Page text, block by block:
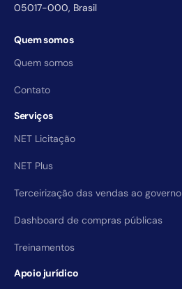
05017-000, Brasil
Quem somos
Quem somos
Contato
Serviços
NET Licitação
NET Plus
Terceirização das vendas ao governo
Dashboard de compras públicas
Treinamentos
Apoio jurídico